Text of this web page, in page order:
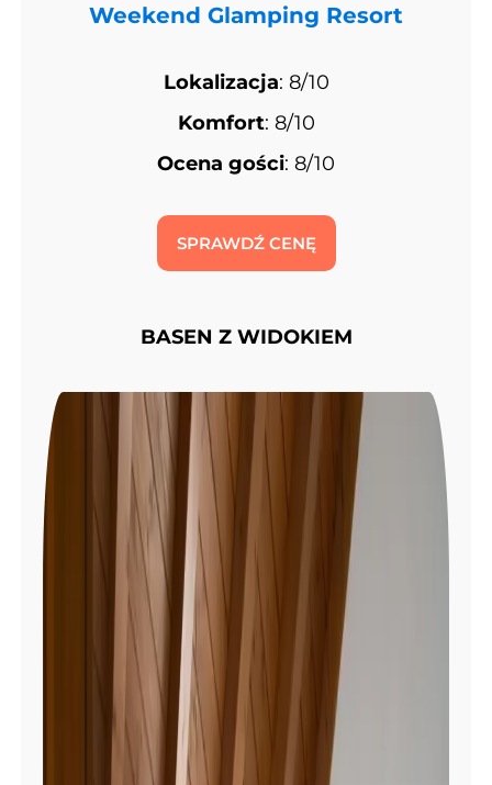
Weekend Glamping Resort
Lokalizacja: 8/10
Komfort: 8/10
Ocena gości: 8/10
SPRAWDŹ CENĘ
BASEN Z WIDOKIEM